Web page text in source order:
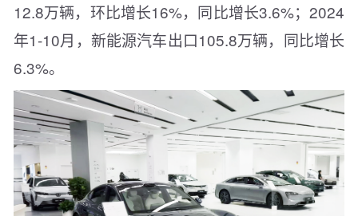
12.8万辆，环比增长16%，同比增长3.6%；2024
年1-10月，新能源汽车出口105.8万辆，同比增长
6.3%。